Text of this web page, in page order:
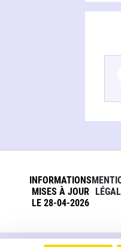
INFORMATIONS
MISES À JOUR
LE 28-04-2026